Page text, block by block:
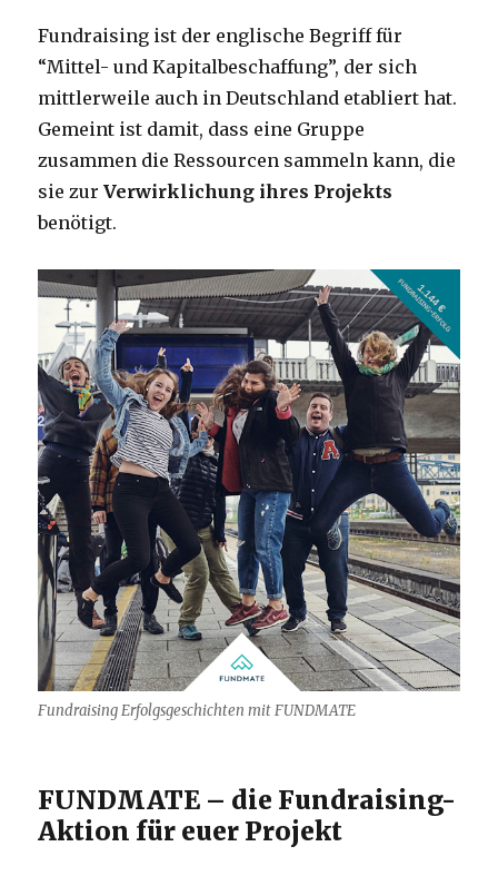
Fundraising ist der englische Begriff für
“Mittel- und Kapitalbeschaffung”, der sich
mittlerweile auch in Deutschland etabliert hat.
Gemeint ist damit, dass eine Gruppe
zusammen die Ressourcen sammeln kann, die
sie zurVerwirklichung ihres Projekts
benötigt.
Fundraising Erfolgsgeschichten mit FUNDMATE
FUNDMATE – die Fundraising-
Aktion für euer Projekt